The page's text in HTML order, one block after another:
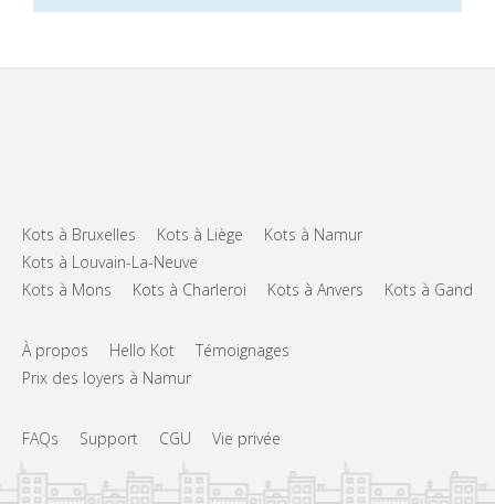
Kots à Bruxelles Kots à Liège
Kots à Namur
Kots à Louvain-La-Neuve
Kots à Mons
Kots à Charleroi Kots à Anvers Kots à Gand
À propos Hello Kot
Témoignages
Prix des loyers à Namur
FAQs Support CGU Vie privée